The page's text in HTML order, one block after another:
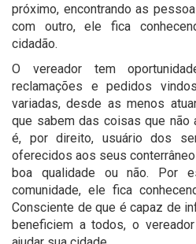
próximo, encontrando as
com outro, ele fica
cidadão.
O vereador tem
reclamações e pedidos
variadas, desde as menos
que sabem das coisas que não
é, por direito, usuário dos
oferecidos aos seus
boa qualidade ou não. Por
comunidade, ele fica
Consciente de que é capaz de
beneficiem a todos, o